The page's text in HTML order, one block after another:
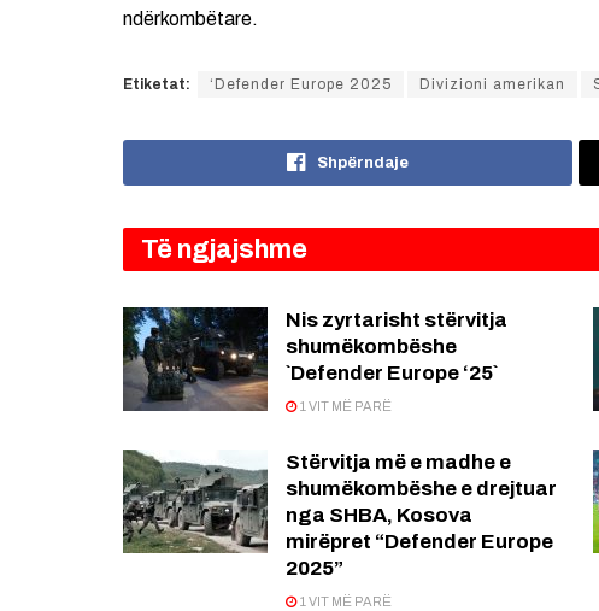
ndërkombëtare.
Etiketat: ‘Defender Europe 2025 Divizioni amerikan
Shpërndaje
Të ngjajshme
Nis zyrtarisht stërvitja
shumëkombëshe
`Defender Europe ‘25`
1 VIT MË PARË
Stërvitja më e madhe e
shumëkombëshe e drejtuar
nga SHBA, Kosova
mirëpret “Defender Europe
2025”
1 VIT MË PARË